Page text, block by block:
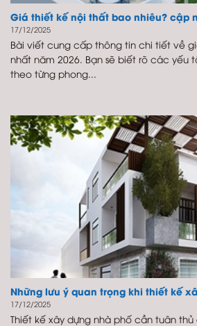
Giá thiết kế nội thất bao nhiêu? cập
17/12/2025
Bài viết cung cấp thông tin chi tiết về
nhất năm 2026. Bạn sẽ biết rõ các yếu
theo từng phong...
Những lưu ý quan trọng khi thiết kế
17/12/2025
Thiết kế xây dựng nhà phố cần tuân